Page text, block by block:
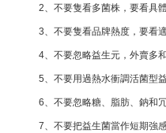
2、不要隻看多菌株，要看具體
3、不要隻看品牌熱度，要看
4、不要忽略益生元，外賣多
5、不要用過熱水衝調活菌型益
6、不要忽略糖、脂肪、鈉和冗
7、不要把益生菌當作短期強感